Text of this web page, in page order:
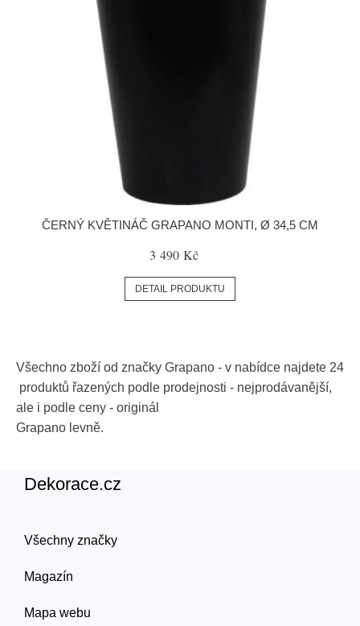
ČERNÝ KVĚTINÁČ GRAPANO MONTI, Ø 34,5 CM
3 490 Kč
DETAIL PRODUKTU
Všechno zboží od značky Grapano - v nabídce najdete 24
produktů řazených podle prodejnosti - nejprodávanější,
ale i podle ceny - originál
Grapano levně.
Dekorace.cz
Všechny značky
Magazín
Mapa webu